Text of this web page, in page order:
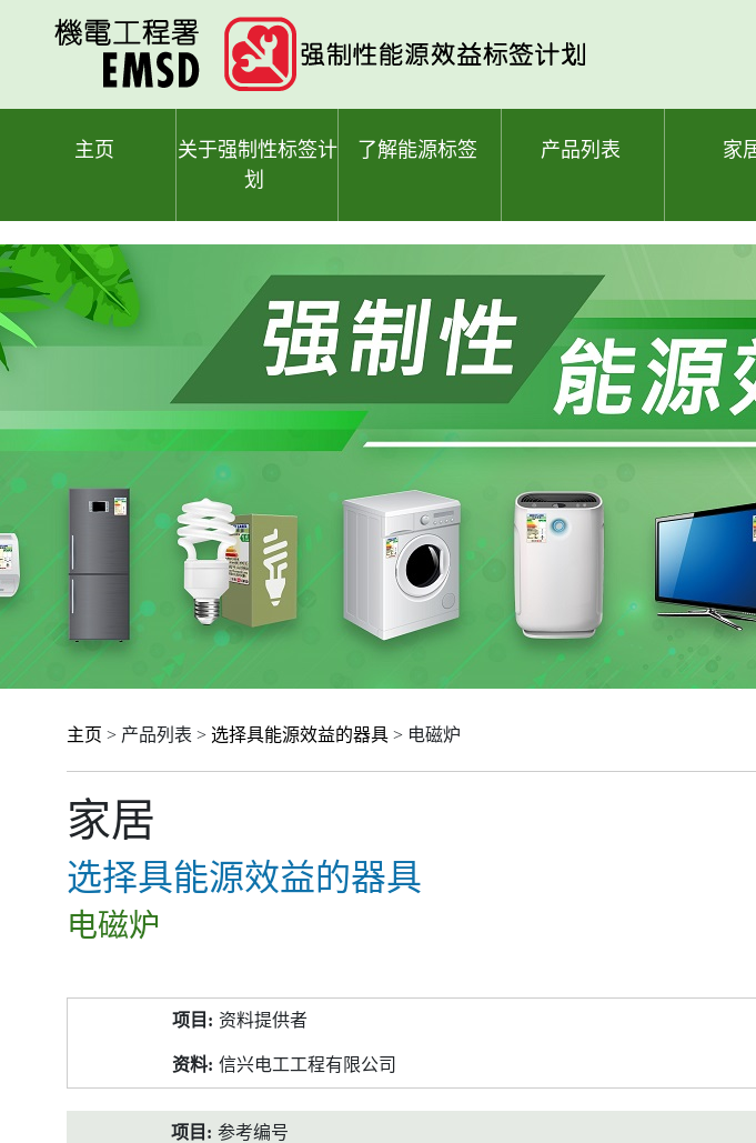
主页
关于强制性标签计
划
了解能源标签 产品列表 家
主页 > 产品列表 > 选择具能源效益的器具 > 电磁炉
家居
选择具能源效益的器具
电磁炉
料
资料提供者
信兴电工工程有限公司
参考编号